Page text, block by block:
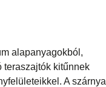
alapanyagokból,
teraszajtók kitűnnek
A